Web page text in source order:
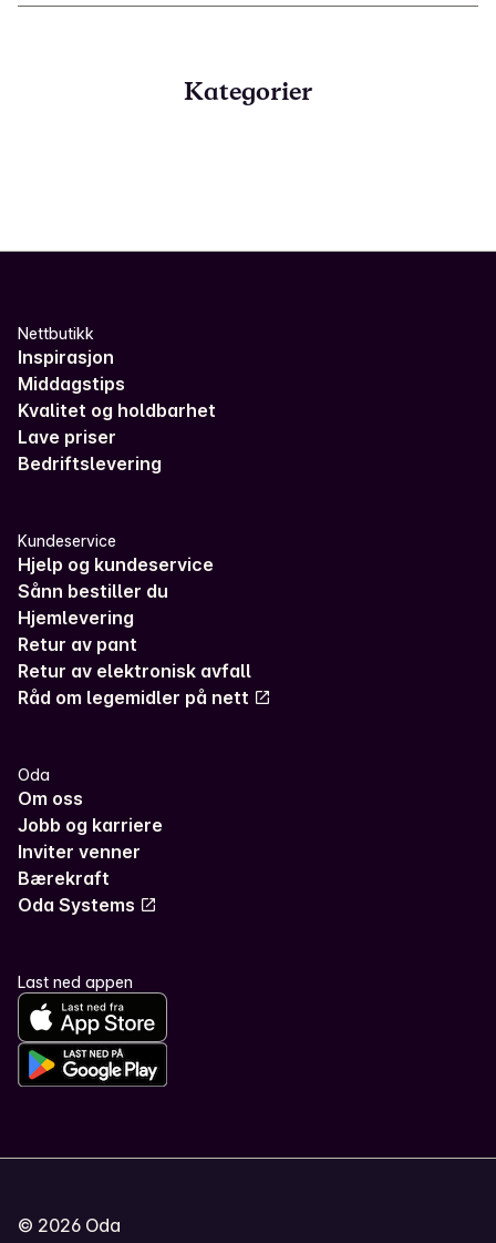
Kategorier
Nettbutikk
Inspirasjon
Middagstips
Kvalitet og holdbarhet
Lave priser
Bedriftslevering
Kundeservice
Hjelp og kundeservice
Sånn bestiller du
Hjemlevering
Retur av pant
Retur av elektronisk avfall
Råd om legemidler på nett
Oda
Om oss
Jobb og karriere
Inviter venner
Bærekraft
Oda Systems
Last ned appen
© 2026 Oda